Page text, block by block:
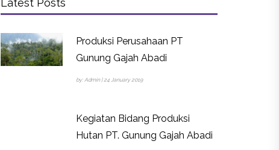
Latest Posts
Produksi Perusahaan PT
Gunung Gajah Abadi
by: Admin | 24 January 2019
Kegiatan Bidang Produksi
Hutan PT. Gunung Gajah Abadi